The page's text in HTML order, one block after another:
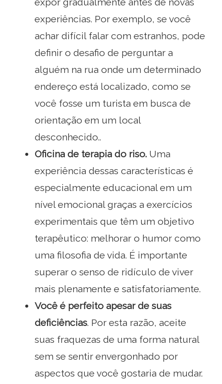
expor gradualmente antes de novas
experiências. Por exemplo, se você
achar difícil falar com estranhos, pode
definir o desafio de perguntar a
alguém na rua onde um determinado
endereço está localizado, como se
você fosse um turista em busca de
orientação em um local
desconhecido..
Oficina de terapia do riso. Uma
experiência dessas características é
especialmente educacional em um
nível emocional graças a exercícios
experimentais que têm um objetivo
terapêutico: melhorar o humor como
uma filosofia de vida. É importante
superar o senso de ridículo de viver
mais plenamente e satisfatoriamente.
Você é perfeito apesar de suas
deficiências. Por esta razão, aceite
suas fraquezas de uma forma natural
sem se sentir envergonhado por
aspectos que você gostaria de mudar.